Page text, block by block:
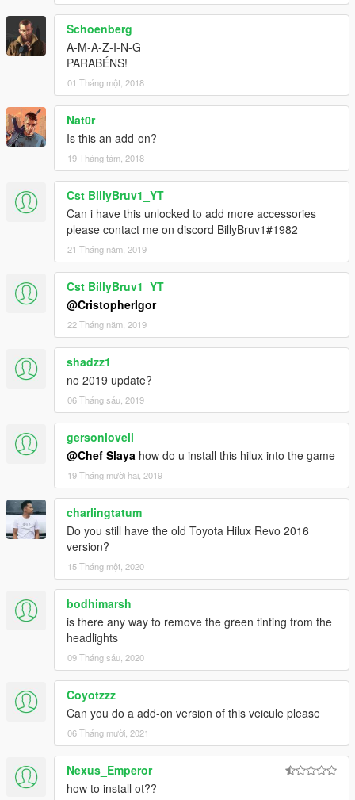
Schoenberg
A-M-A-Z-I-N-G
PARABÉNS!
01 Tháng một, 2018
Nat0r
Is this an add-on?
19 Tháng tám, 2018
Cst BillyBruv1_YT
Can i have this unlocked to add more accessories
please contact me on discord BillyBruv1#1982
21 Tháng năm, 2019
Cst BillyBruv1_YT
@CristopherIgor
22 Tháng năm, 2019
shadzz1
no 2019 update?
06 Tháng sáu, 2019
gersonlovell
@Chef Slaya how do u install this hilux into the game
19 Tháng mười hai, 2019
charlingtatum
Do you still have the old Toyota Hilux Revo 2016
version?
15 Tháng một, 2020
bodhimarsh
is there any way to remove the green tinting from the
headlights
09 Tháng sáu, 2020
Coyotzzz
Can you do a add-on version of this veicule please
06 Tháng mười, 2021
Nexus_Emperor
how to install ot??